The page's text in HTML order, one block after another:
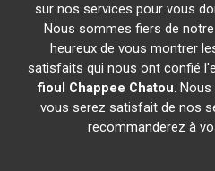
sur nos services pour vous
Nous sommes fiers de
heureux de vous montrer
satisfaits qui nous ont confié
fioul Chappee Chatou.
vous serez satisfait de nos
recommanderez à